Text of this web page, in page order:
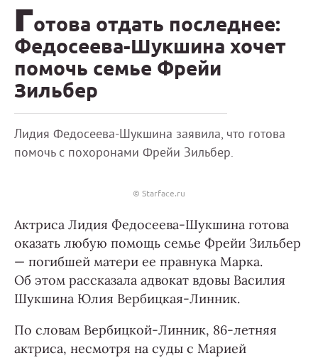
Готова отдать последнее:
Федосеева-Шукшина хочет
помочь семье Фрейи
Зильбер
Лидия Федосеева-Шукшина заявила, что готова
помочь с похоронами Фрейи Зильбер.
© Starface.ru
Актриса Лидия Федосеева-Шукшина готова
оказать любую помощь семье Фрейи Зильбер
— погибшей матери ее правнука Марка.
Об этом рассказала адвокат вдовы Василия
Шукшина Юлия Вербицкая-Линник.
По словам Вербицкой-Линник, 86-летняя
актриса, несмотря на суды с Марией